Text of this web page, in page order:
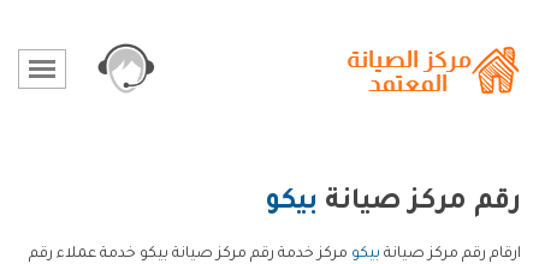
رقم مركز صيانة بيكو
ارقام رقم مركز صيانة بيكو مركز خدمة رقم مركز صيانة بيكو خدمة عملاء رقم